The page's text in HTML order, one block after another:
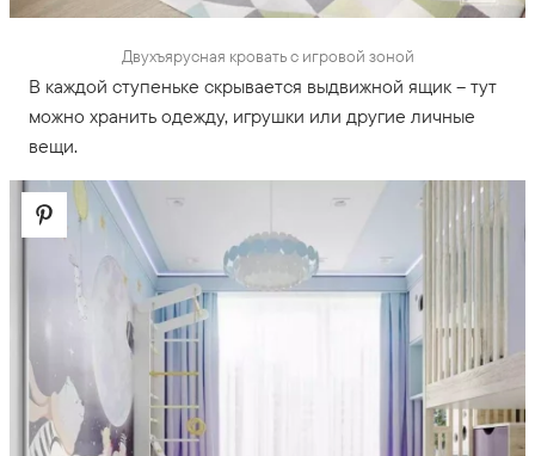
Двухъярусная кровать с игровой зоной
В каждой ступеньке скрывается выдвижной ящик – тут
можно хранить одежду, игрушки или другие личные
вещи.